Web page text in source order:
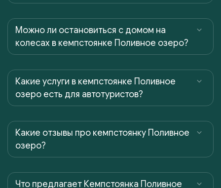
Можно ли остановиться с домом на
колесах в кемпстоянке Поливное озеро?
Какие услуги в кемпстоянке Поливное
озеро есть для автотуристов?
Какие отзывы про кемпстоянку Поливное
озеро?
Что предлагает Кемпстоянка Поливное